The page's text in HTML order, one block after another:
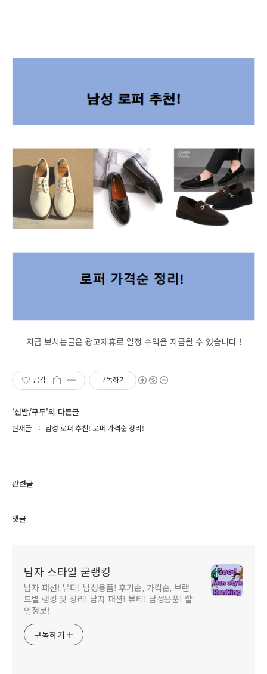
지금 보시는글은 광고제휴로 일정 수익을 지급될 수 있습니다 !
공감 구독하기
'신발/구두'의 다른글
현재글 남성 로퍼 추천! 로퍼 가격순 정리!
관련글
댓글
남자 스타일 굳랭킹
남자 패션! 뷰티! 남성용품! 후기순, 가격순, 브랜
드별 랭킹 및 정리! 남자 패션! 뷰티! 남성용품! 할
인정보!
구독하기